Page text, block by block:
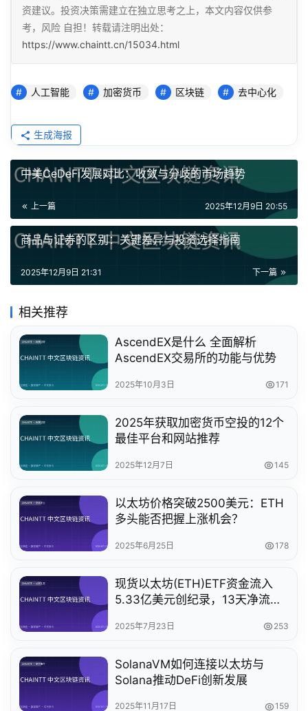
资建议。投资决策需建立在独立思考之上，本文内容仅供参
考，风险 自担！转载请注明出处：
https://www.chaintt.cn/15034.html
人工智能 加密货币 区块链 去中心化
生成海报
中美CeDeFi发展对比：收敛与分歧的市场趋势
上一篇 2025年12月9日 20:55
商品与证券的区别：关键差异与投资选择指南
下一篇
2025年12月9日 21:31
相关推荐
AscendEX是什么 全面解析
AscendEX交易所的功能与优势
2025年10月3日 171
2025年获取加密货币空投的12个
最佳平台和网站推荐
2025年12月7日 145
以太坊价格突破2500美元：ETH
多头能否把握上涨机会？
2025年6月25日 178
现货以太坊(ETH)ETF资金流入
5.33亿美元创纪录，13天净流入
2025年7月23日 253
SolanaVM如何连接以太坊与
Solana推动DeFi创新发展
2025年11月17日 159